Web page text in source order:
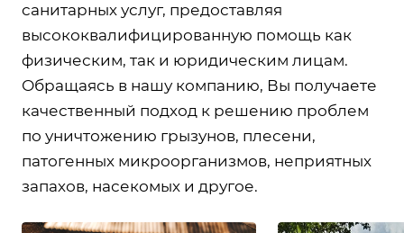
санитарных услуг, предоставляя
высококвалифицированную помощь как
физическим, так и юридическим лицам.
Обращаясь в нашу компанию, Вы получаете
качественный подход к решению проблем
по уничтожению грызунов, плесени,
патогенных микроорганизмов, неприятных
запахов, насекомых и другое.